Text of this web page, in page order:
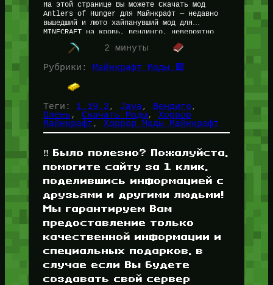
На этой странице Вы можете Скачать мод
Antlers of Hunger для Майнкрафт — недавно
вышедший и люто хайпанувший мод для
MINECRAFT на кровь, вендинго, невероятно
жутку, мрачную и тоскливую атмосферу.…
2 минуты
Рубрики:
Майнкрафт Моды 🟩
Теги: 1.19.2, Java, Вендиго
Олень, Скачать Моды, Хоррор
Майнкрафт, Хоррор Моды Майнкрафт
‼️ Было полезно? Пожалуйста,
помогите сайту за 1 клик,
поделившись информацией с
друзьями и другими людьми!
Мы гарантируем Вам
предоставление только
качественной информации и
специальных подарков, в
случае если Вы будете
создавать свой сервер